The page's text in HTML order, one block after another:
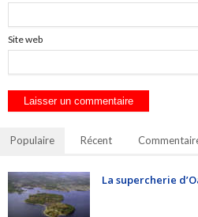
Site web
Populaire Récent
La supercherie